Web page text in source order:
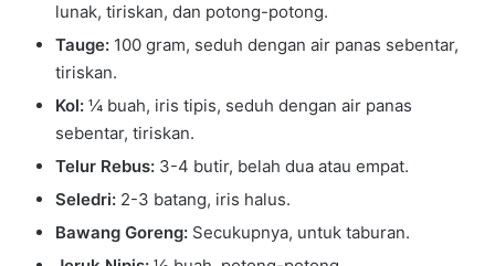
lunak, tiriskan, dan potong-potong.
Tauge: 100 gram, seduh dengan air panas sebentar,
tiriskan.
Kol: ¼ buah, iris tipis, seduh dengan air panas
sebentar, tiriskan.
Telur Rebus: 3-4 butir, belah dua atau empat.
Seledri: 2-3 batang, iris halus.
Bawang Goreng: Secukupnya, untuk taburan.